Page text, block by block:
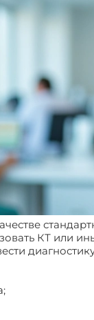
КТ или